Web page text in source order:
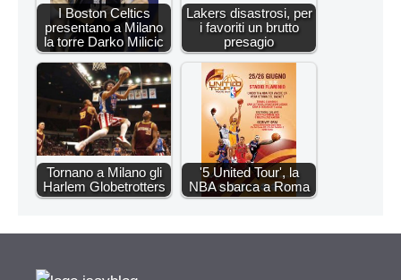
I Boston Celtics
presentano a Milano
la torre Darko Milicic
Lakers disastrosi, per
i favoriti un brutto
presagio
Tornano a Milano gli
Harlem Globetrotters
'5 United Tour', la
NBA sbarca a Roma